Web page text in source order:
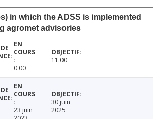
in which the ADSS is implemented
agromet advisories
0.00
11.00
23 juin
30 juin
2025